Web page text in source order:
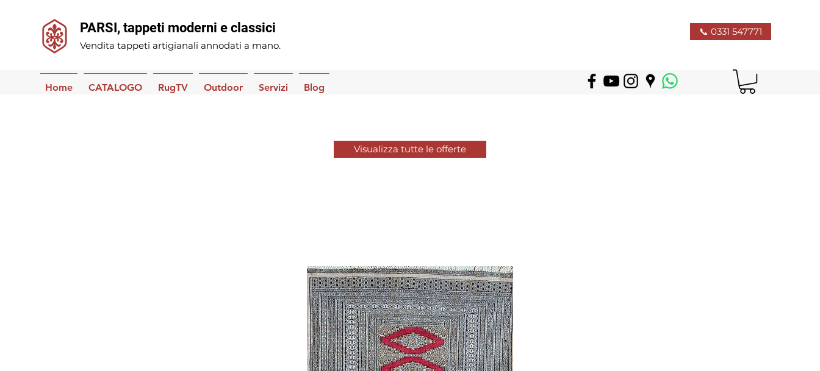
PARSI, tappeti moderni e classici
Vendita tappeti artigianali annodati a mano.
📞 0331 547771
Home CATALOGO RugTV Outdoor Servizi Blog
Visualizza tutte le offerte